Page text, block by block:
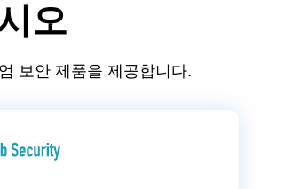
오
보안 제품을 제공합니다.